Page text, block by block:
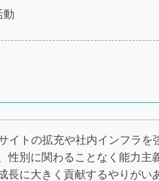
動
イトの拡充や社内インフラを
性別に関わることなく能力主
に大きく貢献するやりがい